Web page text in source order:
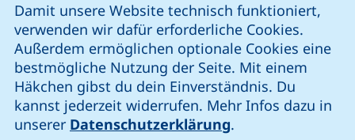
Damit unsere Website technisch funktioniert,
verwenden wir dafür erforderliche Cookies.
Außerdem ermöglichen optionale Cookies eine
bestmögliche Nutzung der Seite. Mit einem
Häkchen gibst du dein Einverständnis. Du
kannst jederzeit widerrufen. Mehr Infos dazu in
unserer Datenschutzerklärung.
unsere Facebook-Seite (externer Link, öffnet neues
unsere LinkedIn-Seite (externer Link, öffnet
unsere Instagram-Seite (externer Link,
unsere YouTube-Seite (externer
Cookie-Einstellungen
Impressum